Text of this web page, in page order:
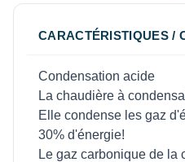
CARACTÉRISTIQUES /
Condensation acide
La chaudière à
Elle condense les gaz
30% d'énergie!
Le gaz carbonique de la